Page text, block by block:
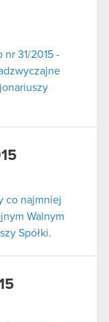
nr 31/2015 -
co najmniej
Walnym
Spółki.